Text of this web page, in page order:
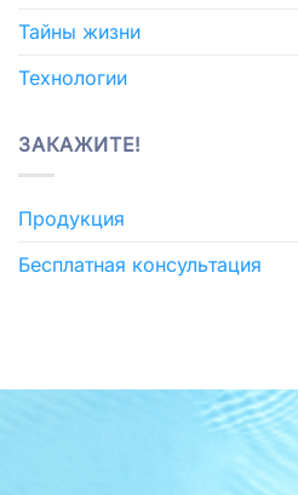
Тайны жизни
Технологии
ЗАКАЖИТЕ!
Продукция
Бесплатная консультация